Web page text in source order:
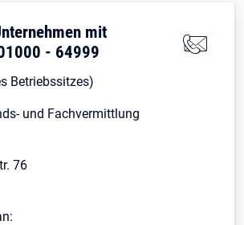
mit
- 64999
Betriebssitzes)
und Fachvermittlung
76